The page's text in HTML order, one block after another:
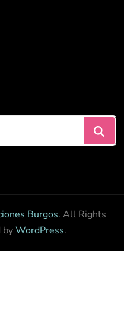
Burgos. All Rights
byWordPress.